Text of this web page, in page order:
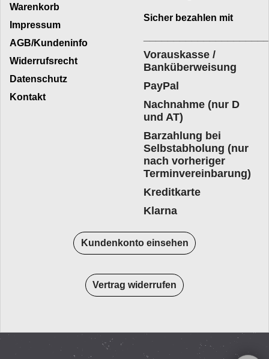
Warenkorb
Impressum
AGB/Kundeninfo
Widerrufsrecht
Datenschutz
Kontakt
Sicher bezahlen mit
Vorauskasse /
Banküberweisung
PayPal
Nachnahme (nur D
und AT)
Barzahlung bei
Selbstabholung (nur
nach vorheriger
Terminvereinbarung)
Kreditkarte
Klarna
Kundenkonto einsehen
Vertrag widerrufen
WebShop erstellt mit
Software.